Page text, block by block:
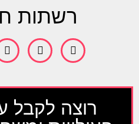
רוצה לקבל
רשתות